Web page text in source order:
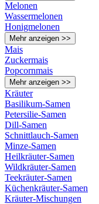
Melonen
Wassermelonen
Honigmelonen
Mehr anzeigen >>
Mais
Zuckermais
Popcornmais
Mehr anzeigen >>
Kräuter
Basilikum-Samen
Petersilie-Samen
Dill-Samen
Schnittlauch-Samen
Minze-Samen
Heilkräuter-Samen
Wildkräuter-Samen
Teekräuter-Samen
Küchenkräuter-Samen
Kräuter-Mischungen